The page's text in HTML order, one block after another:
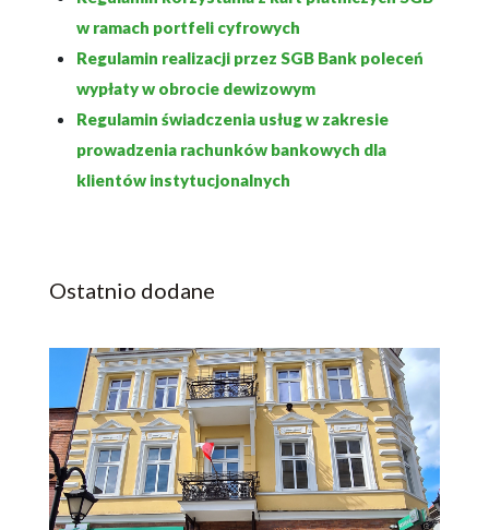
w ramach portfeli cyfrowych
Regulamin realizacji przez SGB Bank poleceń
wypłaty w obrocie dewizowym
Regulamin świadczenia usług w zakresie
prowadzenia rachunków bankowych dla
klientów instytucjonalnych
Ostatnio dodane